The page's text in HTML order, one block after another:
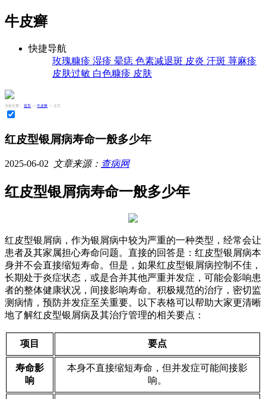
牛皮癣
快捷导航
玫瑰糠疹 湿疹 晕痣 色素减退斑 皮炎 汗斑 荨麻疹
皮肤过敏 白色糠疹 皮肤
当前位置： 首页 >> 牛皮癣 >> 正文
红皮型银屑病寿命一般多少年
2025-06-02 文章来源： 查病网
红皮型银屑病寿命一般多少年
红皮型银屑病，作为银屑病中较为严重的一种类型，经常会让
患者及其家属担心寿命问题。直接的回答是：红皮型银屑病本
身并不会直接缩短寿命。但是，如果红皮型银屑病控制不佳，
长期处于炎症状态，或是合并其他严重并发症，可能会影响患
者的整体健康状况，间接影响寿命。积极规范的治疗，密切监
测病情，预防并发症至关重要。以下表格可以帮助大家更清晰
地了解红皮型银屑病及其治疗管理的相关要点：
项目 要点
寿命影
响
本身不直接缩短寿命，但并发症可能间接影
响。